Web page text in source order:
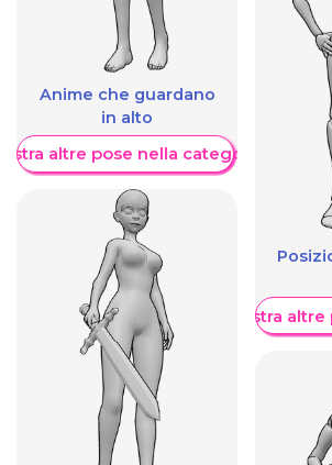
Anime che guardano
in alto
altre pose nella categoria
Mostra